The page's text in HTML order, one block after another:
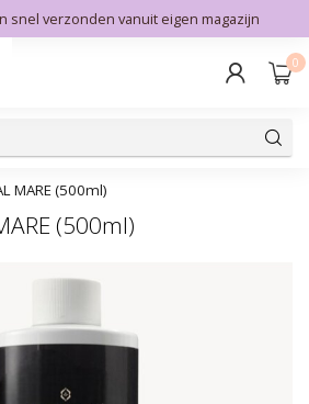
snel verzonden vanuit eigen magazijn
0
MARE (500ml)
(500ml)